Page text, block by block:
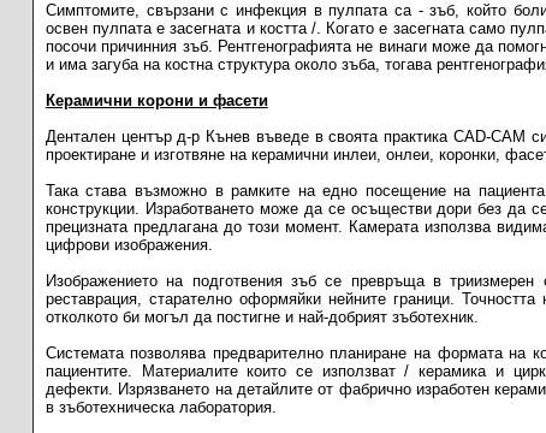
Симптомите, свързани с инфекция в пулпата са - зъб, който
освен пулпата е засегната и костта /. Когато е засегната само
посочи причинния зъб. Рентгенографията не винаги може да
и има загуба на костна структура около зъба, тогава
Керамични корони и фасети
Дентален център д-р Кънев въведе в своята практика CAD-CAM
проектиране и изготвяне на керамични инлеи, онлеи, коронки,
Така става възможно в рамките на едно посещение на
конструкции. Изработването може да се осъществи дори без да
прецизната предлагана до този момент. Камерата използва
цифрови изображения.
Изображението на подготвения зъб се превръща в
реставрация, старателно оформяйки нейните граници.
отколкото би могъл да постигне и най-добрият зъботехник.
Системата позволява предварително планиране на формата на
пациентите. Материалите които се използват / керамика и
дефекти. Изрязването на детайлите от фабрично изработен
в зъботехническа лаборатория.